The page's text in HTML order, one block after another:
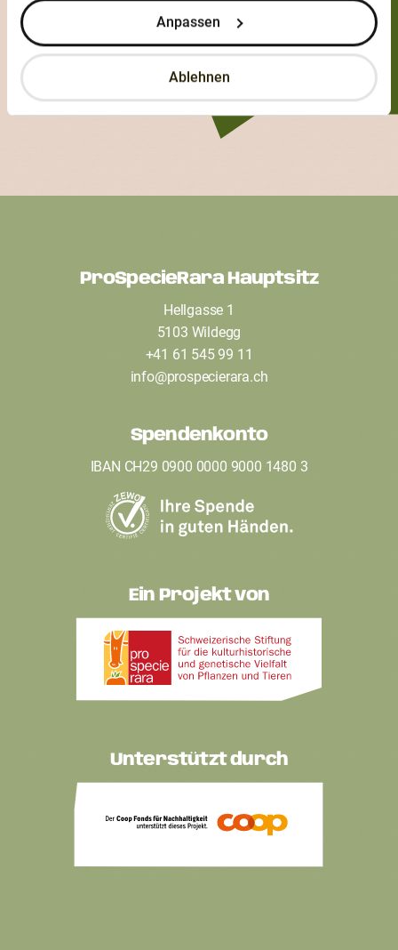
Anpassen
Ablehnen
9 Sorten
1 Votes
ProSpecieRara Hauptsitz
Hellgasse 1
5103 Wildegg
+41 61 545 99 11
info@prospecierara.ch
Spendenkonto
IBAN CH29 0900 0000 9000 1480 3
Ein Projekt von
Unterstützt durch